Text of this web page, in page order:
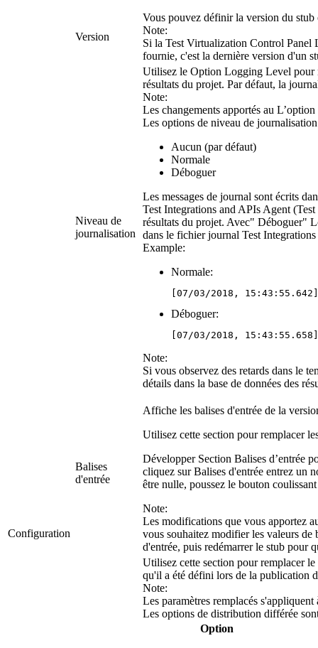
Configuration
Version
Vous pouvez définir la version du
Note:
Si la Test Virtualization Control Panel
fournie, c'est la dernière version d'un
Niveau de
journalisation
Utilisez le Option Logging Level pour
résultats du projet. Par défaut, la
Note:
Les changements apportés au
Les options de niveau de
Aucun (par défaut)
Normale
Déboguer
Les messages de journal sont écrits
Test Integrations and APIs Agent (
résultats du projet. Avec
Déboguer
dans le fichier journal Test
Example:
Normale:
[07/03/2018,
Déboguer:
[07/03/2018,
Note:
Si vous observez des retards dans le
détails dans la base de données des
Balises
d'entrée
Affiche les balises d'entrée de la
Utilisez cette section pour remplacer
Développer Section Balises d’entrée
cliquez surBalises d'entrée entrez un
être nulle, poussez le bouton
Note:
Les modifications que vous apportez
vous souhaitez modifier les valeurs de
d'entrée, puis redémarrer le stub pour
Utilisez cette section pour remplacer
qu'il a été défini lors de la publication
Note:
Les paramètres remplacés
Les options de distribution différée
Option